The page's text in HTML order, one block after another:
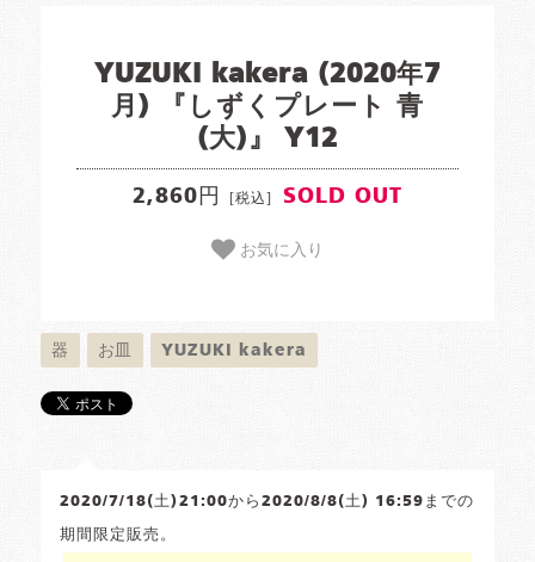
YUZUKI kakera (2020年7
月) 『しずくプレート 青
(大)』 Y12
2,860円 [税込] SOLD OUT
お気に入り
器 お皿 YUZUKI kakera
2020/7/18(土)21:00から2020/8/8(土) 16:59までの
期間限定販売。